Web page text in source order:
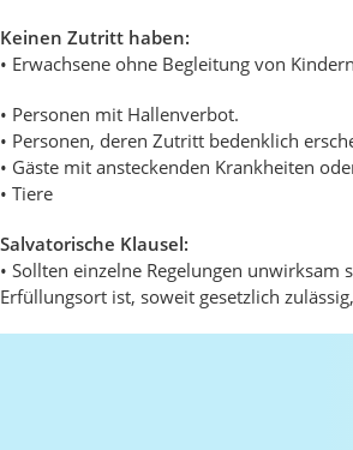
Keinen Zutritt haben:
• Erwachsene ohne Begleitung von
• Personen mit Hallenverbot.
• Personen, deren Zutritt bedenklich
• Gäste mit ansteckenden Krankheiten
• Tiere
Salvatorische Klausel:
• Sollten einzelne Regelungen
Erfüllungsort ist, soweit gesetzlich